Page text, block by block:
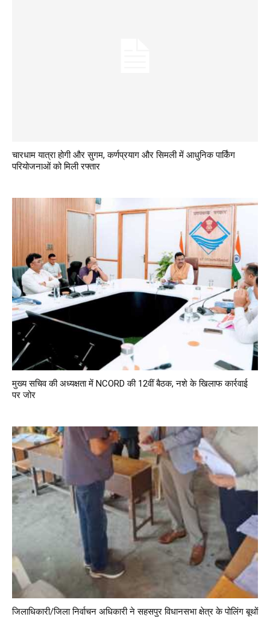
चारधाम यात्रा होगी और सुगम, कर्णप्रयाग और सिमली में आधुनिक पार्किंग
परियोजनाओं को मिली रफ्तार
मुख्य सचिव की अध्यक्षता में NCORD की 12वीं बैठक, नशे के खिलाफ कार्रवाई
पर जोर
जिलाधिकारी/जिला निर्वाचन अधिकारी ने सहसपुर विधानसभा क्षेत्र के पोलिंग बूथों